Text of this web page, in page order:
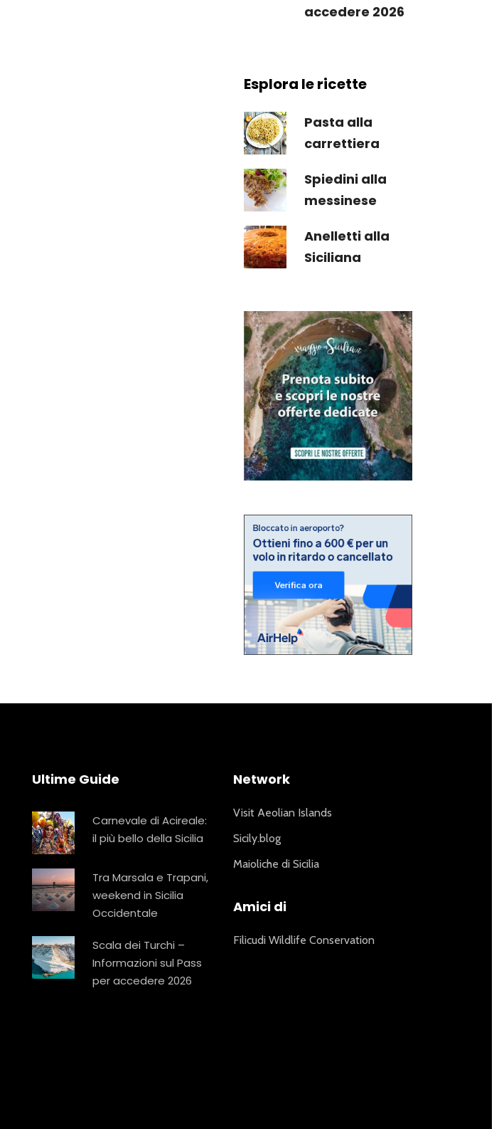
accedere 2026
Esplora le ricette
Pasta alla
carrettiera
Spiedini alla
messinese
Anelletti alla
Siciliana
Ultime Guide
Carnevale di Acireale:
il più bello della Sicilia
Tra Marsala e Trapani,
weekend in Sicilia
Occidentale
Scala dei Turchi –
Informazioni sul Pass
per accedere 2026
Network
Visit Aeolian Islands
Sicily.blog
Maioliche di Sicilia
Amici di
Filicudi Wildlife Conservation